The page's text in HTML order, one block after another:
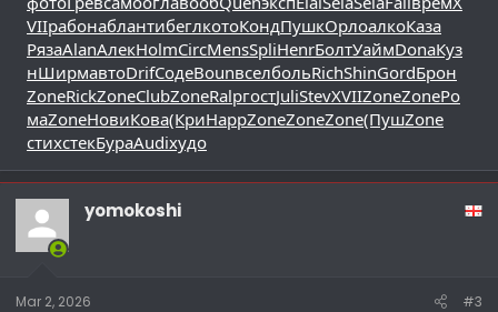
VIIрабонаблантибеглкотоКондПушкОрлоалкоКаза
РязаAlanАлекHolmCircMensSpliHenrБолтУаймDonaКуз
нШирмавтоDrifСодеBounвселбольRichShinGordБрон
ZoneRickZoneClubZoneRalpгостJuliStevXVIIZoneZoneРо
маZoneНовиКова(КриHappZoneZoneZone(ПушZone
стихстекБураAudiхудо
yomokoshi
Mar 2, 2026 #3